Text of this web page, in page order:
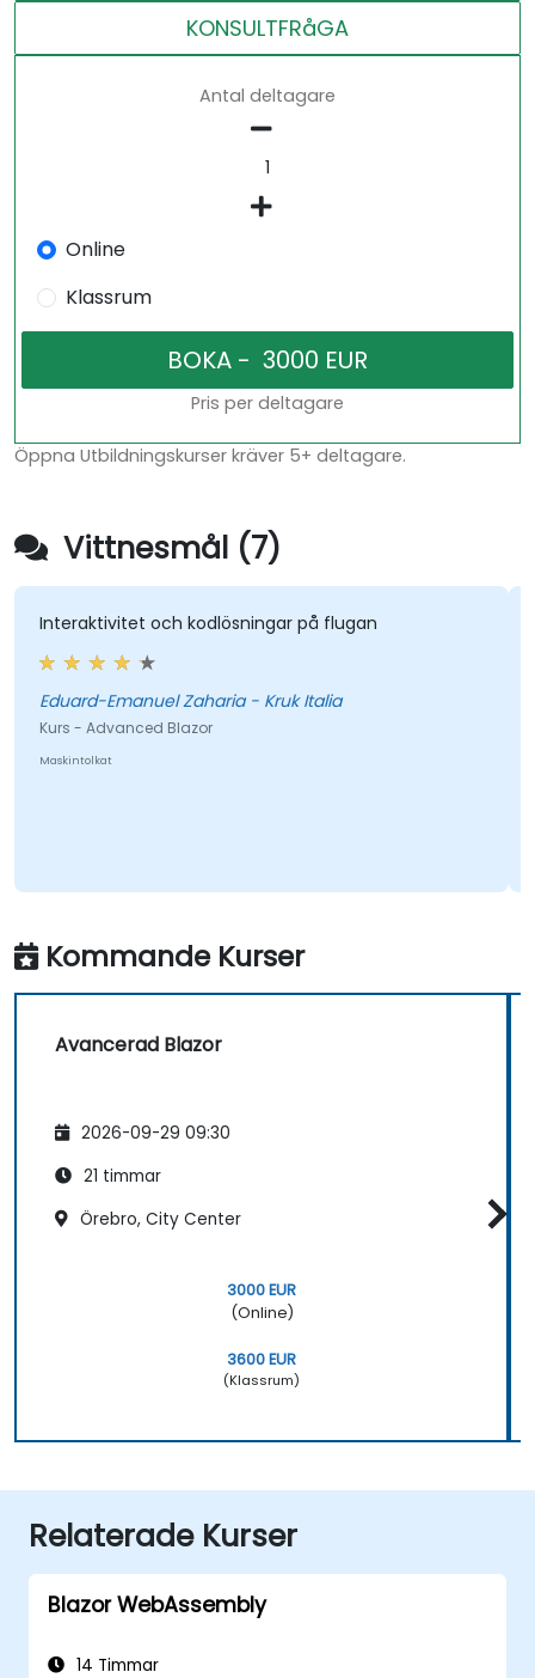
KONSULTFRåGA
Antal deltagare
Online
Klassrum
Pris per deltagare
Öppna Utbildningskurser kräver 5+ deltagare.
Vittnesmål (7)
Interaktivitet och kodlösningar på flugan
Eduard-Emanuel Zaharia - Kruk Italia
Kurs - Advanced Blazor
Maskintolkat
Kommande Kurser
Avancerad Blazor
2026-09-29 09:30
21 timmar
Örebro, City Center
3000 EUR
(Online)
3600 EUR
(Klassrum)
Relaterade Kurser
Blazor WebAssembly
14 Timmar